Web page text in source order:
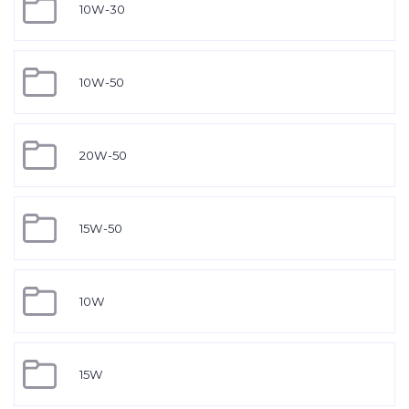
10W-30
10W-50
20W-50
15W-50
10W
15W